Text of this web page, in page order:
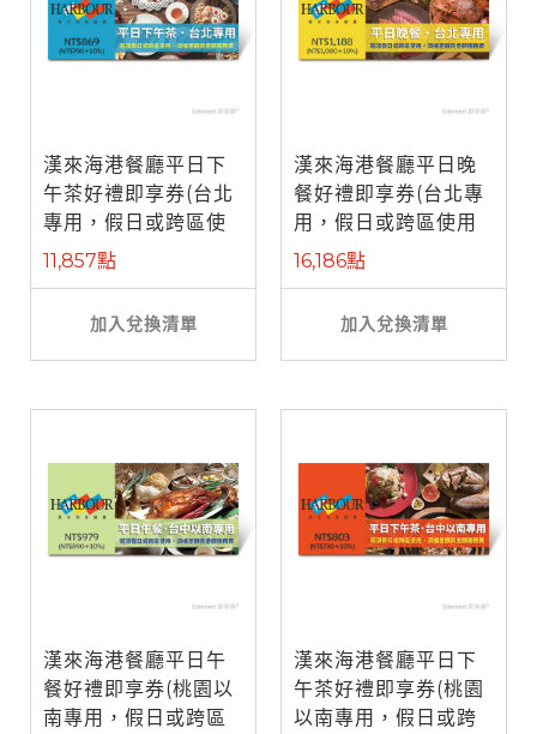
漢來海港餐廳平日下
午茶好禮即享券(台北
專用，假日或跨區使
用需補差額)
11,857點
加入兌換清單
漢來海港餐廳平日晚
餐好禮即享券(台北專
用，假日或跨區使用
需補差額)
16,186點
加入兌換清單
漢來海港餐廳平日午
餐好禮即享券(桃園以
南專用，假日或跨區
漢來海港餐廳平日下
午茶好禮即享券(桃園
以南專用，假日或跨